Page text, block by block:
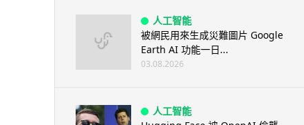
人工智能
被網民用來生成災難圖片 Google
Earth AI 功能一日...
03.08.2026
人工智能